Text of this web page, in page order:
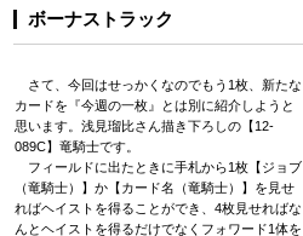
ボーナストラック
さて、今回はせっかくなのでもう1枚、新たな
カードを『今週の一枚』とは別に紹介しようと
思います。浅見瑠比さん描き下ろしの【12-
089C】竜騎士です。
フィールドに出たときに手札から1枚【ジョブ
（竜騎士）】か【カード名（竜騎士）】を見せ
ればヘイストを得ることができ、4枚見せればな
んとヘイストを得るだけでなくフォワード1体を